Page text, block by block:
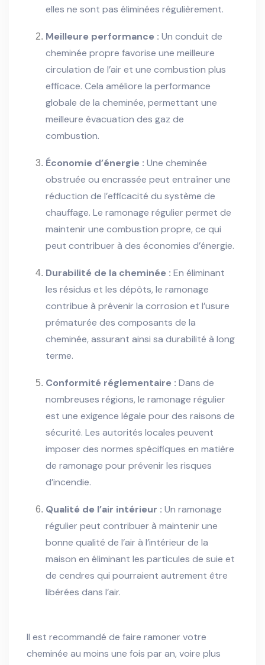
elles ne sont pas éliminées régulièrement.
Meilleure performance : Un conduit de
cheminée propre favorise une meilleure
circulation de l’air et une combustion plus
efficace. Cela améliore la performance
globale de la cheminée, permettant une
meilleure évacuation des gaz de
combustion.
Économie d’énergie : Une cheminée
obstruée ou encrassée peut entraîner une
réduction de l’efficacité du système de
chauffage. Le ramonage régulier permet de
maintenir une combustion propre, ce qui
peut contribuer à des économies d’énergie.
Durabilité de la cheminée : En éliminant
les résidus et les dépôts, le ramonage
contribue à prévenir la corrosion et l’usure
prématurée des composants de la
cheminée, assurant ainsi sa durabilité à long
terme.
Conformité réglementaire : Dans de
nombreuses régions, le ramonage régulier
est une exigence légale pour des raisons de
sécurité. Les autorités locales peuvent
imposer des normes spécifiques en matière
de ramonage pour prévenir les risques
d’incendie.
Qualité de l’air intérieur : Un ramonage
régulier peut contribuer à maintenir une
bonne qualité de l’air à l’intérieur de la
maison en éliminant les particules de suie et
de cendres qui pourraient autrement être
libérées dans l’air.
Il est recommandé de faire ramoner votre
cheminée au moins une fois par an, voire plus